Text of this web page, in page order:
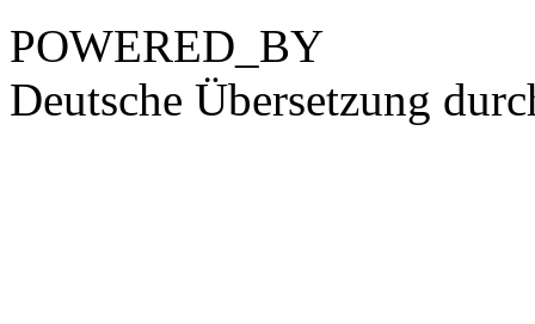
POWERED_BY
Deutsche Übersetzung